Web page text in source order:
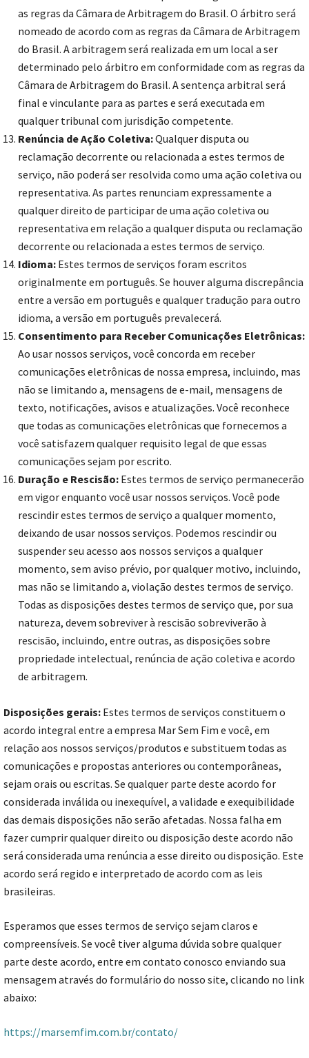
as regras da Câmara de Arbitragem do Brasil. O árbitro será
nomeado de acordo com as regras da Câmara de Arbitragem
do Brasil. A arbitragem será realizada em um local a ser
determinado pelo árbitro em conformidade com as regras da
Câmara de Arbitragem do Brasil. A sentença arbitral será
final e vinculante para as partes e será executada em
qualquer tribunal com jurisdição competente.
Renúncia de Ação Coletiva:Qualquer disputa ou
reclamação decorrente ou relacionada a estes termos de
serviço, não poderá ser resolvida como uma ação coletiva ou
representativa. As partes renunciam expressamente a
qualquer direito de participar de uma ação coletiva ou
representativa em relação a qualquer disputa ou reclamação
decorrente ou relacionada a estes termos de serviço.
Idioma: Estes termos de serviços foram escritos
originalmente em português. Se houver alguma discrepância
entre a versão em português e qualquer tradução para outro
idioma, a versão em português prevalecerá.
Consentimento para Receber Comunicações Eletrônicas:
Ao usar nossos serviços, você concorda em receber
comunicações eletrônicas de nossa empresa, incluindo, mas
não se limitando a, mensagens de e-mail, mensagens de
texto, notificações, avisos e atualizações. Você reconhece
que todas as comunicações eletrônicas que fornecemos a
você satisfazem qualquer requisito legal de que essas
comunicações sejam por escrito.
Duração e Rescisão: Estes termos de serviço permanecerão
em vigor enquanto você usar nossos serviços. Você pode
rescindir estes termos de serviço a qualquer momento,
deixando de usar nossos serviços. Podemos rescindir ou
suspender seu acesso aos nossos serviços a qualquer
momento, sem aviso prévio, por qualquer motivo, incluindo,
mas não se limitando a, violação destes termos de serviço.
Todas as disposições destes termos de serviço que, por sua
natureza, devem sobreviver à rescisão sobreviverão à
rescisão, incluindo, entre outras, as disposições sobre
propriedade intelectual, renúncia de ação coletiva e acordo
de arbitragem.
Disposições gerais: Estes termos de serviços constituem o
acordo integral entre a empresa Mar Sem Fim e você, em
relação aos nossos serviços/produtos e substituem todas as
comunicações e propostas anteriores ou contemporâneas,
sejam orais ou escritas. Se qualquer parte deste acordo for
considerada inválida ou inexequível, a validade e exequibilidade
das demais disposições não serão afetadas. Nossa falha em
fazer cumprir qualquer direito ou disposição deste acordo não
será considerada uma renúncia a esse direito ou disposição. Este
acordo será regido e interpretado de acordo com as leis
brasileiras.
Esperamos que esses termos de serviço sejam claros e
compreensíveis. Se você tiver alguma dúvida sobre qualquer
parte deste acordo, entre em contato conosco enviando sua
mensagem através do formulário do nosso site, clicando no link
abaixo:
https://marsemfim.com.br/contato/